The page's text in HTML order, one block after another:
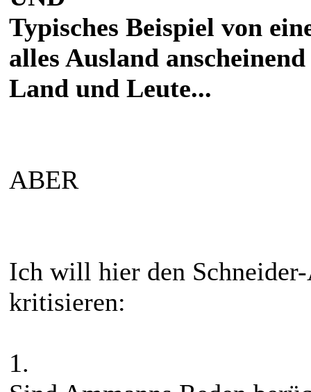
Typisches Beispiel von
alles Ausland
Land und Leute...
ABER
Ich will hier den
kritisieren:
1.